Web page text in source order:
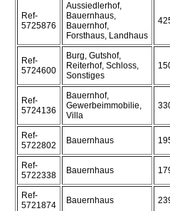
Ref-
5725876
Aussiedlerhof,
Bauernhaus,
Bauernhof,
Forsthaus, Landhaus
Ref-
5724600
Burg, Gutshof,
Reiterhof, Schloss,
Sonstiges
Ref-
5724136
Bauernhof,
Gewerbeimmobilie,
Villa
Ref-
5722802
Bauernhaus
Ref-
5722338
Bauernhaus
Ref-
5721874
Bauernhaus